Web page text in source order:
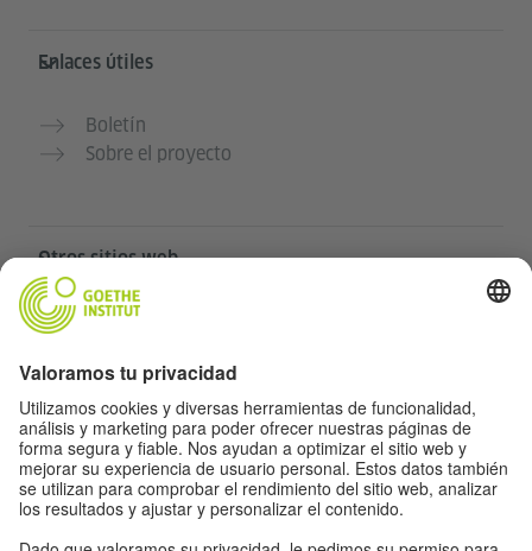
Enlaces útiles
Boletín
Sobre el proyecto
Otros sitios web
Community „Deutsch für dich“
Cursos de alemán del Goethe-Institut
Portal para docentes “Deutschstunde”
Privacidad y accesibilidad